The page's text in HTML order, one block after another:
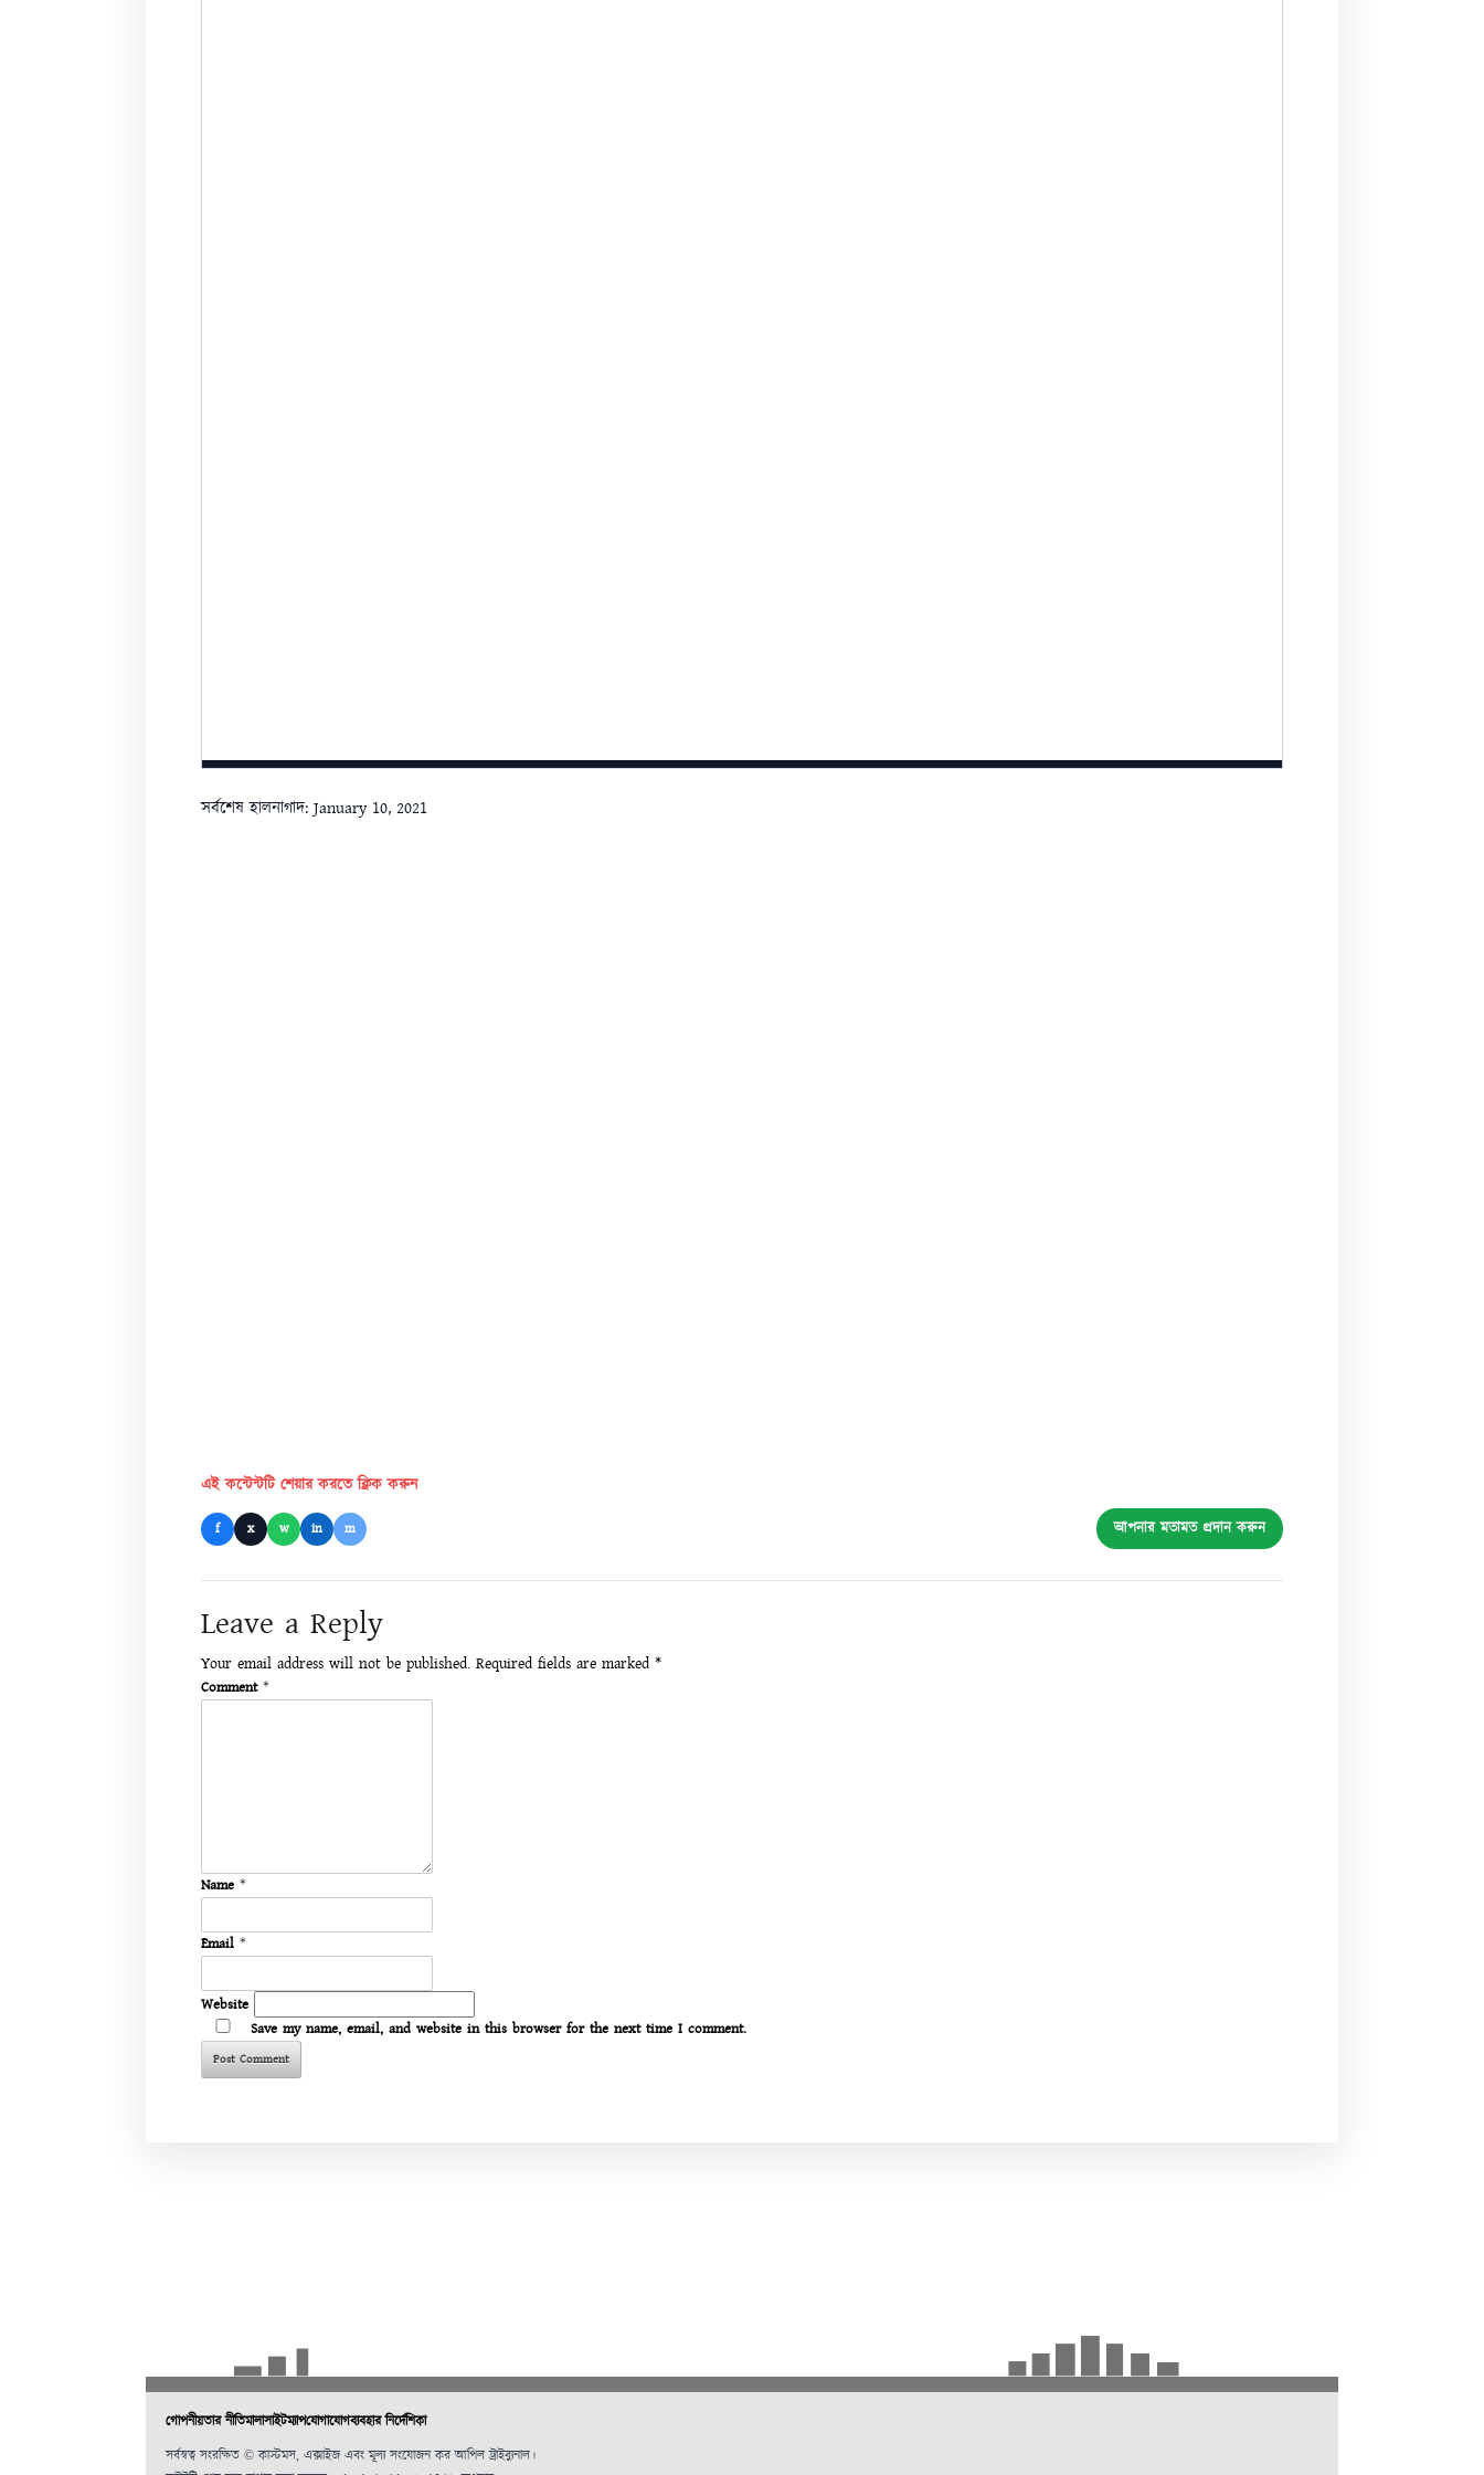
সর্বশেষ হালনাগাদ: January 10, 2021
এই কন্টেন্টটি শেয়ার করতে ক্লিক করুন
f x w in m আপনার মতামত প্রদান করুন
Leave a Reply
Your email address will not be published. Required fields are marked *
Comment *
Name *
Email *
Website
Save my name, email, and website in this browser for the next time I comment.
গোপনীয়তার নীতিমালাসাইটম্যাপযোগাযোগব্যবহার নির্দেশিকা
সর্বস্বত্ব সংরক্ষিত © কাস্টমস, এক্সাইজ এবং মূল্য সংযোজন কর আপিল ট্রাইব্যুনাল।